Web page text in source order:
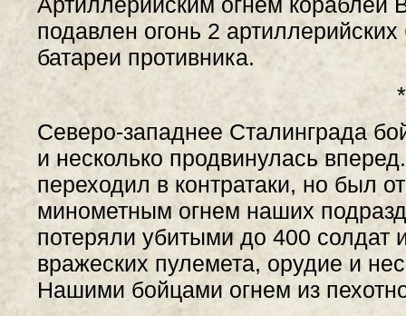
подавлен огонь 2
батареи противника.
Северо-западнее Сталинграда
и несколько продвинулась
переходил в контратаки, но был
минометным огнем наших
потеряли убитыми до 400 солдат
вражеских пулемета, орудие и
Нашими бойцами огнем из